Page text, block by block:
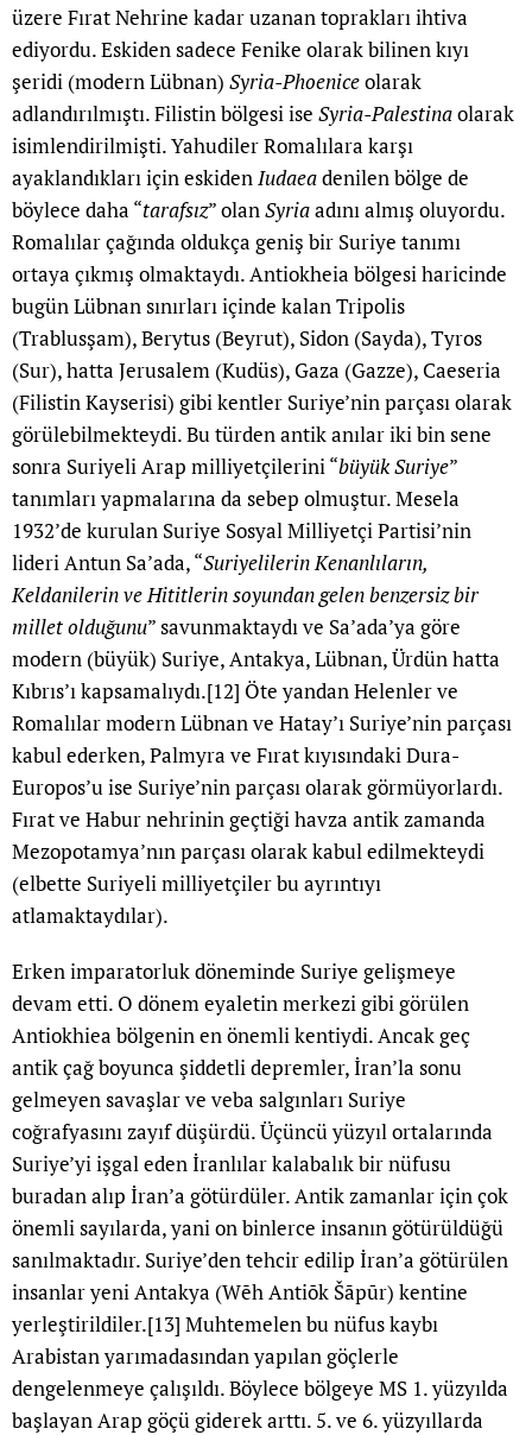
üzere Fırat Nehrine kadar uzanan toprakları ihtiva
ediyordu. Eskiden sadece Fenike olarak bilinen kıyı
şeridi (modern Lübnan) Syria-Phoeniceolarak
adlandırılmıştı. Filistin bölgesi ise Syria-Palestinaolarak
isimlendirilmişti. Yahudiler Romalılara karşı
ayaklandıkları için eskidenIudaeadenilen bölge de
böylece daha “tarafsız” olanSyriaadını almış oluyordu.
Romalılar çağında oldukça geniş bir Suriye tanımı
ortaya çıkmış olmaktaydı. Antiokheia bölgesi haricinde
bugün Lübnan sınırları içinde kalan Tripolis
(Trablusşam), Berytus (Beyrut), Sidon (Sayda), Tyros
(Sur), hatta Jerusalem (Kudüs), Gaza (Gazze), Caeseria
(Filistin Kayserisi) gibi kentler Suriye’nin parçası olarak
görülebilmekteydi. Bu türden antik anılar iki bin sene
sonra Suriyeli Arap milliyetçilerini “büyük Suriye”
tanımları yapmalarına da sebep olmuştur. Mesela
1932’de kurulan Suriye Sosyal Milliyetçi Partisi’nin
lideri Antun Sa’ada, “Suriyelilerin Kenanlıların,
Keldanilerin ve Hititlerin soyundan gelen benzersiz bir
millet olduğunu” savunmaktaydı ve Sa’ada’ya göre
modern (büyük) Suriye, Antakya, Lübnan, Ürdün hatta
Kıbrıs’ı kapsamalıydı.[12] Öte yandan Helenler ve
Romalılar modern Lübnan ve Hatay’ı Suriye’nin parçası
kabul ederken, Palmyra ve Fırat kıyısındaki Dura-
Europos’u ise Suriye’nin parçası olarak görmüyorlardı.
Fırat ve Habur nehrinin geçtiği havza antik zamanda
Mezopotamya’nın parçası olarak kabul edilmekteydi
(elbette Suriyeli milliyetçiler bu ayrıntıyı
atlamaktaydılar).
Erken imparatorluk döneminde Suriye gelişmeye
devam etti. O dönem eyaletin merkezi gibi görülen
Antiokhiea bölgenin en önemli kentiydi. Ancak geç
antik çağ boyunca şiddetli depremler, İran’la sonu
gelmeyen savaşlar ve veba salgınları Suriye
coğrafyasını zayıf düşürdü. Üçüncü yüzyıl ortalarında
Suriye’yi işgal eden İranlılar kalabalık bir nüfusu
buradan alıp İran’a götürdüler. Antik zamanlar için çok
önemli sayılarda, yani on binlerce insanın götürüldüğü
sanılmaktadır. Suriye’den tehcir edilip İran’a götürülen
insanlar yeni Antakya (Wēh Antiōk Šāpūr) kentine
yerleştirildiler.[13] Muhtemelen bu nüfus kaybı
Arabistan yarımadasından yapılan göçlerle
dengelenmeye çalışıldı. Böylece bölgeye MS 1. yüzyılda
başlayan Arap göçü giderek arttı. 5. ve 6. yüzyıllarda